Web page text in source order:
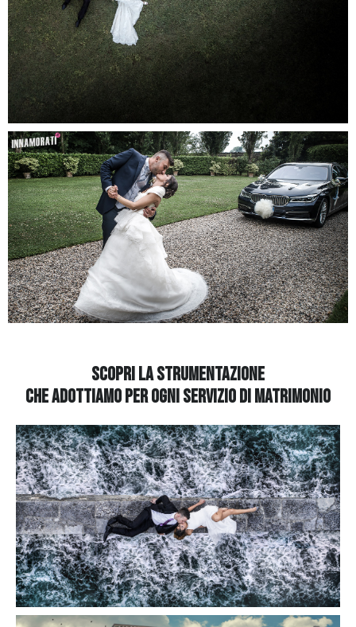
SCOPRI LA STRUMENTAZIONE
CHE ADOTTIAMOPER OGNI SERVIZIO DI MATRIMONIO